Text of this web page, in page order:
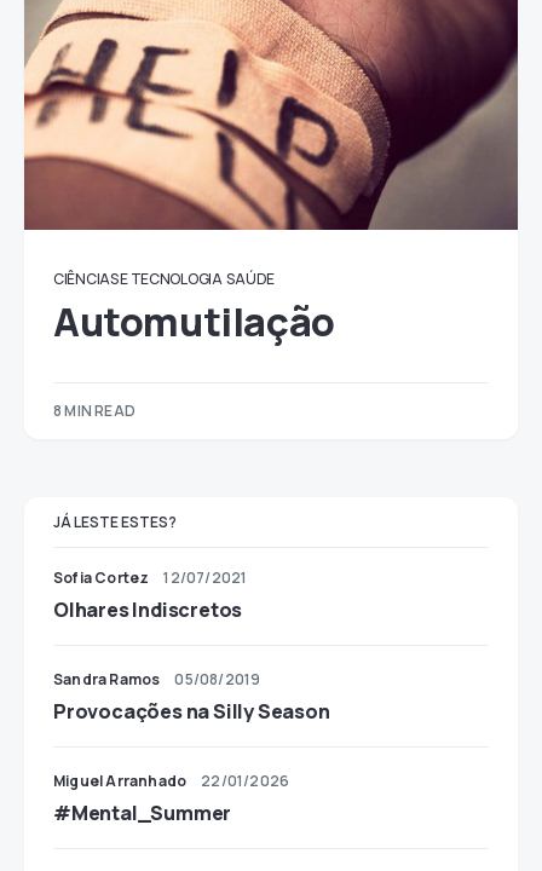
CIÊNCIAS E TECNOLOGIA SAÚDE
Automutilação
8 MIN READ
JÁ LESTE ESTES?
Sofia Cortez 12/07/2021
Olhares Indiscretos
Sandra Ramos 05/08/2019
Provocações na Silly Season
Miguel Arranhado 22/01/2026
#Mental_Summer